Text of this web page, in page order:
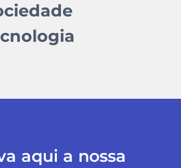
aqui a nossa